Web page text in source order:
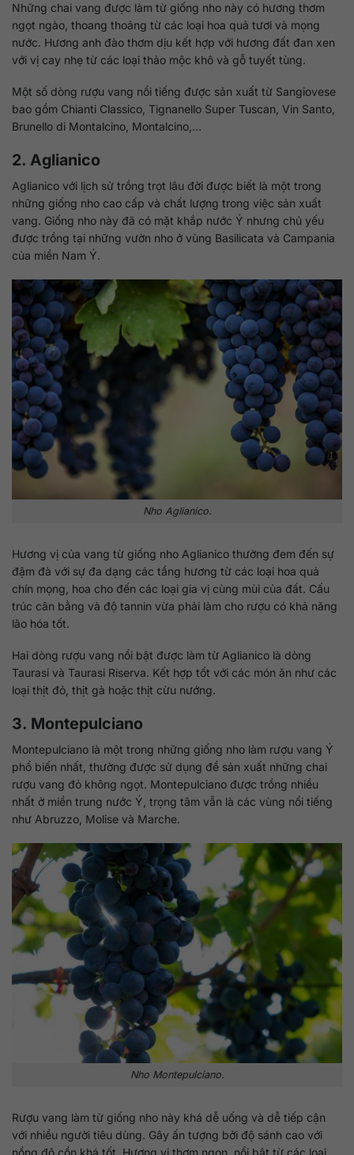
Những chai vang được làm từ giống nho này có hương thơm
ngọt ngào, thoang thoảng từ các loại hoa quả tươi và mọng
nước. Hương anh đào thơm dịu kết hợp với hương đất đan xen
với vị cay nhẹ từ các loại thảo mộc khô và gỗ tuyết tùng.
Một số dòng rượu vang nổi tiếng được sản xuất từ Sangiovese
bao gồm Chianti Classico, Tignanello Super Tuscan, Vin Santo,
Brunello di Montalcino, Montalcino,…
2. Aglianico
Aglianico với lịch sử trồng trọt lâu đời được biết là một trong
những giống nho cao cấp và chất lượng trong việc sản xuất
vang. Giống nho này đã có mặt khắp nước Ý nhưng chủ yếu
được trồng tại những vườn nho ở vùng Basilicata và Campania
của miền Nam Ý.
Nho Aglianico.
Hương vị của vang từ giống nho Aglianico thường đem đến sự
đậm đà với sự đa dạng các tầng hương từ các loại hoa quả
chín mọng, hoa cho đến các loại gia vị cùng mùi của đất. Cấu
trúc cân bằng và độ tannin vừa phải làm cho rượu có khả năng
lão hóa tốt.
Hai dòng rượu vang nổi bật được làm từ Aglianico là dòng
Taurasi và Taurasi Riserva. Kết hợp tốt với các món ăn như các
loại thịt đỏ, thịt gà hoặc thịt cừu nướng.
3. Montepulciano
Montepulciano là một trong những giống nho làm rượu vang Ý
phổ biến nhất, thường được sử dụng để sản xuất những chai
rượu vang đỏ không ngọt. Montepulciano được trồng nhiều
nhất ở miền trung nước Ý, trọng tâm vẫn là các vùng nổi tiếng
như Abruzzo, Molise và Marche.
Nho Montepulciano.
Rượu vang làm từ giống nho này khá dễ uống và dễ tiếp cận
với nhiều người tiêu dùng. Gây ấn tượng bởi độ sánh cao với